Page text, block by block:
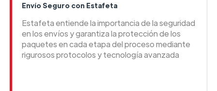
Envío Seguro con Estafeta
Estafeta entiende la importancia de la seguridad
en los envíos y garantiza la protección de los
paquetes en cada etapa del proceso mediante
rigurosos protocolos y tecnología avanzada